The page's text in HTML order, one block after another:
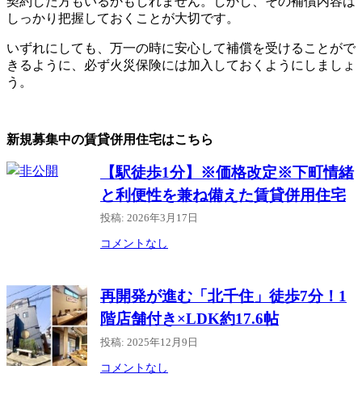
しっかり把握しておくことが大切です。
いずれにしても、万一の時に安心して補償を受けることがで
きるように、必ず火災保険には加入しておくようにしましょ
う。
新規募集中の賃貸併用住宅はこちら
【駅徒歩1分】※価格改定※下町情緒
と利便性を兼ね備えた賃貸併用住宅
投稿: 2026年3月17日
コメントなし
再開発が進む「北千住」徒歩7分！1
階店舗付き×LDK約17.6帖
投稿: 2025年12月9日
コメントなし